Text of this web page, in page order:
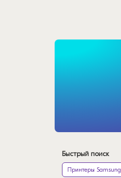
Быстрый поиск
Принтеры Samsung